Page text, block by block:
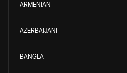
ARMENIAN
AZERBAIJANI
BANGLA